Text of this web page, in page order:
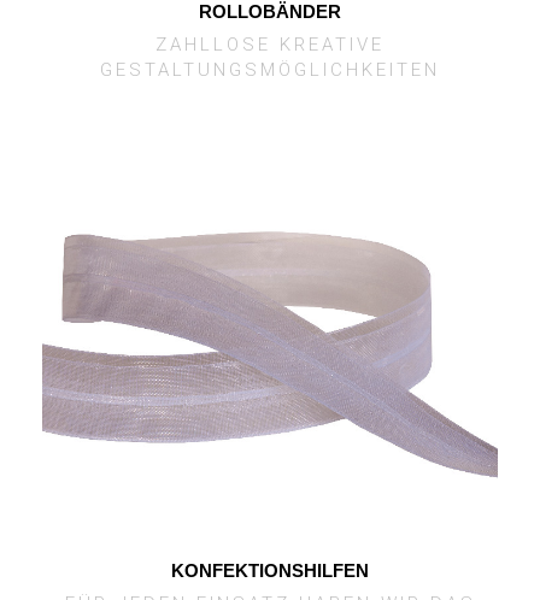
ROLLOBÄNDER
ZAHLLOSE KREATIVE
GESTALTUNGSMÖGLICHKEITEN
KONFEKTIONSHILFEN